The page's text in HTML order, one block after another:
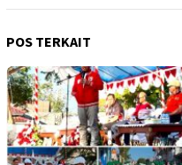
POS TERKAIT